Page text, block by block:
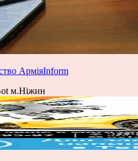
АрміяInform
м.Ніжин